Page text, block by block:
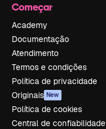
Começar
Academy
Documentação
Atendimento
Termos e condições
Política de privacidade
Originais New
Política de cookies
Central de confiabilidade